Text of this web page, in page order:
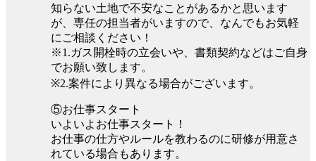
知らない土地で不安なことがあるかと思います
が、専任の担当者がいますので、なんでもお気軽
にご相談ください！
※1.ガス開栓時の立会いや、書類契約などはご自身
でお願い致します。
※2.案件により異なる場合がございます。
⑤お仕事スタート
いよいよお仕事スタート！
お仕事の仕方やルールを教わるのに研修が用意さ
れている場合もあります。